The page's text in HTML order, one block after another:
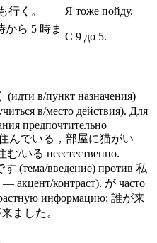
行く。
Я тоже пойду.
から 5 時ま
С 9 до 5.
в/пункт назначения)
в/место действия). Для
предпочтительно
んでいる，部屋に猫がい
む/いる неестественно.
(тема/введение) против 私
акцент/контраст). が часто
информацию: 誰が来
ました。